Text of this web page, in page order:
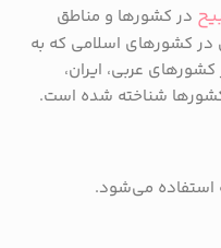
در کشورها و مناطق
کشورهای اسلامی که به
عربی، ایران،
کشورها شناخته شده است.
استفاده می‌شود.